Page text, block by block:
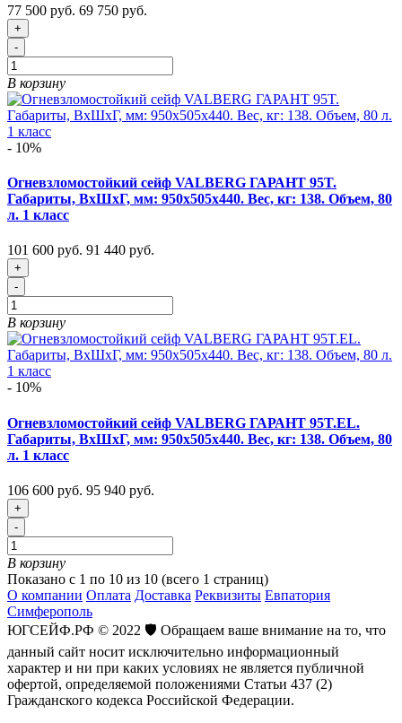
77 500 руб. 69 750 руб.
+
-
В корзину
- 10%
Огневзломостойкий сейф VALBERG ГАРАНТ 95T.
Габариты, ВxШxГ, мм: 950x505x440. Вес, кг: 138. Объем, 80
л. 1 класс
101 600 руб. 91 440 руб.
+
-
В корзину
- 10%
Огневзломостойкий сейф VALBERG ГАРАНТ 95T.EL.
Габариты, ВxШxГ, мм: 950x505x440. Вес, кг: 138. Объем, 80
л. 1 класс
106 600 руб. 95 940 руб.
+
-
В корзину
Показано с 1 по 10 из 10 (всего 1 страниц)
О компании Оплата Доставка Реквизиты Евпатория
Симферополь
ЮГСЕЙФ.РФ © 2022 🛡️ Обращаем ваше внимание на то, что
данный сайт носит исключительно информационный
характер и ни при каких условиях не является публичной
офертой, определяемой положениями Статьи 437 (2)
Гражданского кодекса Российской Федерации.